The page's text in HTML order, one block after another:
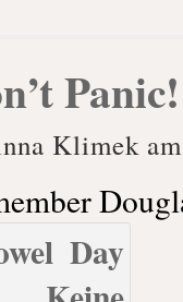
Panic!
Klimek